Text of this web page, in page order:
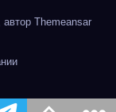
автор Themeansar